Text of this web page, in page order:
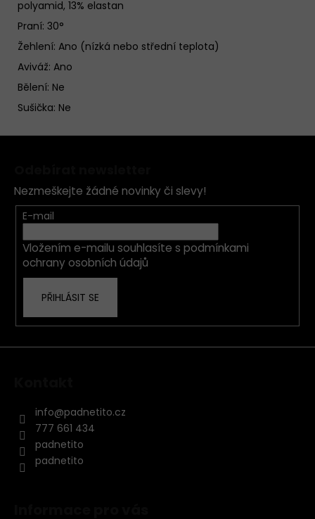
polyamid, 13% elastan
Praní: 30°
Žehlení: Ano (nízká nebo střední teplota)
Aviváž: Ano
Bělení: Ne
Sušička: Ne
Nezmeškejte žádné novinky či slevy!
E-mail
Vložením e-mailu souhlasíte s podmínkami
ochrany osobních údajů
PŘIHLÁSIT SE
info@padnetito.cz
777 661 434
padnetito
padnetito